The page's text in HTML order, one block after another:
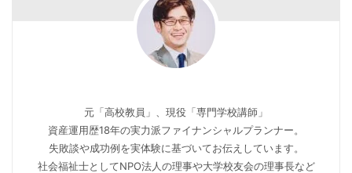
元「高校教員」、現役「専門学校講師」
資産運用歴18年の実力派ファイナンシャルプランナー。
失敗談や成功例を実体験に基づいてお伝えしています。
社会福祉士としてNPO法人の理事や大学校友会の理事長など